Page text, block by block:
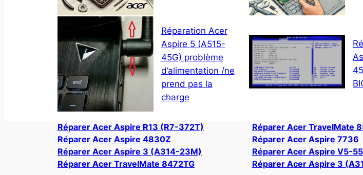
Réparation Acer
Aspire 5 (A515-
45G) problème
d’alimentation /ne
prend pas la
charge
Réparer Acer Aspire R13 (R7-372T)
Réparer Acer Aspire 4830Z
Réparer Acer Aspire 3 (A314-23M)
Réparer Acer TravelMate 8472TG
Réparer Acer TravelMate
Réparer Acer Aspire 7736
Réparer Acer Aspire V5-
Réparer Acer Aspire 3